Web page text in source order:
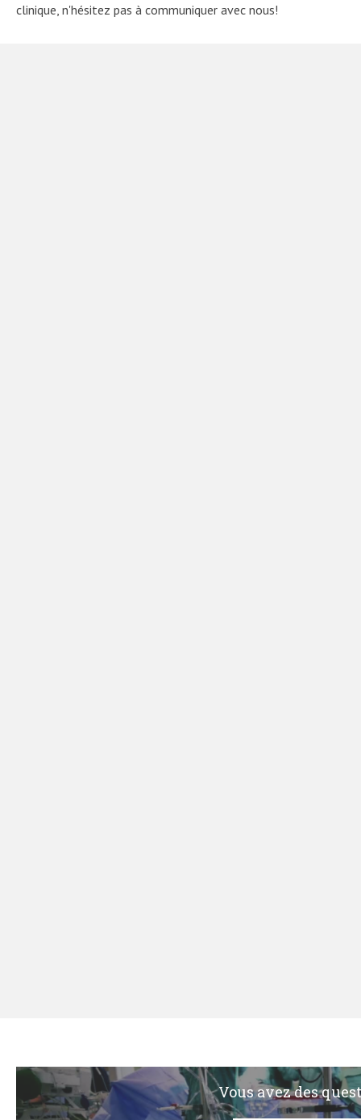
clinique, n'hésitez pas à communiquer avec nous!
Vous avez des